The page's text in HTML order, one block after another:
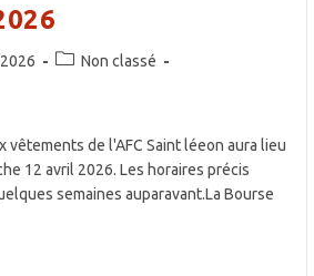
PostNon classé
vêtements de l'AFC Saint léeon aura lieu
12 avril 2026. Les horaires précis
semaines auparavant.La Bourse